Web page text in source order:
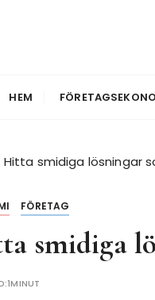
HEM
Hitta smidiga lösningar
FÖRETAG
smidiga
1MINUT